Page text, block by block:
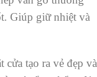
Giúp giữ nhiệt và
cửa tạo ra vẻ đẹp và